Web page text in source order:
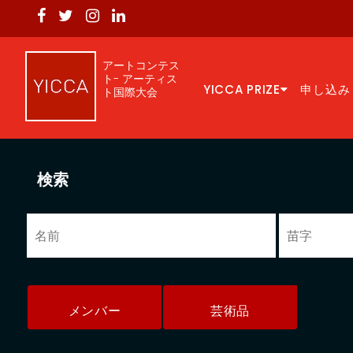
アートコンテス
ト- アーティス
ト国際大会
YICCA PRIZE 申し込み
検索
メンバー 芸術品